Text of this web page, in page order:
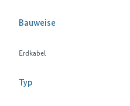
Bauweise
Erdkabel
Typ